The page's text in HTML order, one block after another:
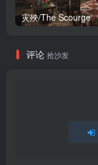
灾殃/The Scourge
评论 抢沙发